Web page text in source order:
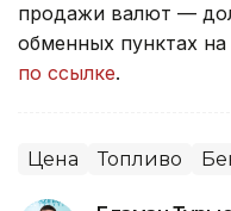
продажи валют —
обменных пунктах
по ссылке.
Цена Топливо